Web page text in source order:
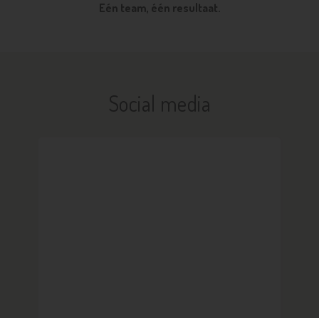
Eén team, één resultaat.
Social media